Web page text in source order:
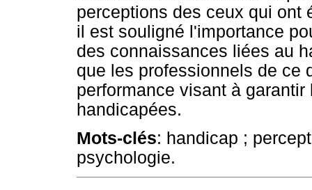
perceptions des ceux qui ont
il est souligné l'importance
des connaissances liées au
que les professionnels de ce
performance visant à
handicapées.
Mots-clés: handicap ;
psychologie.